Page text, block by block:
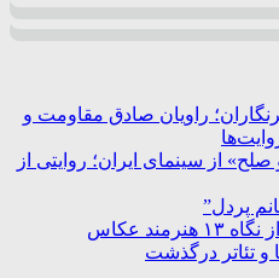
راویان صادق مقاومت و
از سینمای ایران؛ روایتی از
پردل”
عکاس
و تئاتر درگذشت